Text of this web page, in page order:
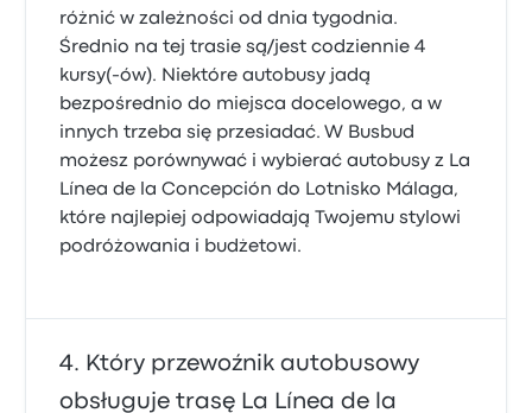
różnić w zależności od dnia tygodnia.
Średnio na tej trasie są/jest codziennie 4
kursy(-ów). Niektóre autobusy jadą
bezpośrednio do miejsca docelowego, a w
innych trzeba się przesiadać. W Busbud
możesz porównywać i wybierać autobusy z La
Línea de la Concepción do Lotnisko Málaga,
które najlepiej odpowiadają Twojemu stylowi
podróżowania i budżetowi.
Który przewoźnik autobusowy
obsługuje trasę La Línea de la